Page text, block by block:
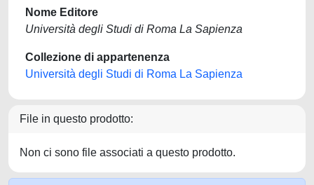
Nome Editore
Università degli Studi di Roma La Sapienza
Collezione di appartenenza
Università degli Studi di Roma La Sapienza
File in questo prodotto:
Non ci sono file associati a questo prodotto.